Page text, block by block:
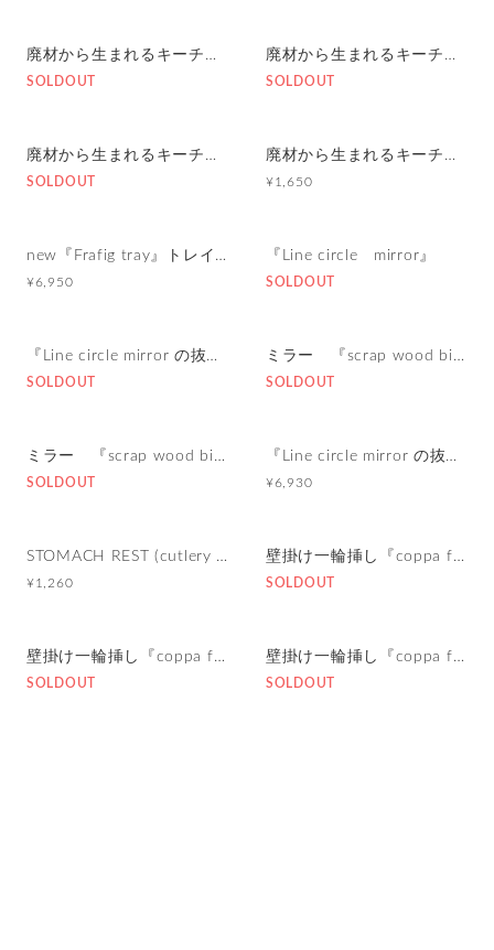
廃材から生まれるキーチェーン/キーホルダー『frafig keychain-bird-』
SOLDOUT
廃材から生まれるキーチェーン/キーホルダー『frafig keychain-bird-』
SOLDOUT
廃材から生まれるキーチェーン/キーホルダー『frafig keychain-bird-』
SOLDOUT
廃材から生まれるキーチェーン/キーホルダー『frafig keychain-bird-』
¥1,650
new『Frafig tray』トレイ 小物入れ
¥6,950
『Line circle mirror』
SOLDOUT
『Line circle mirror の抜け殻ミラー』size215
SOLDOUT
ミラー 『scrap wood bicolor mirror』
SOLDOUT
ミラー 『scrap wood bicolor mirror』
SOLDOUT
『Line circle mirror の抜け殻ミラー』アンティークホワイト size260
¥6,930
STOMACH REST (cutlery rest)
¥1,260
壁掛け一輪挿し『coppa flower vase』
SOLDOUT
壁掛け一輪挿し『coppa flower vase』
SOLDOUT
壁掛け一輪挿し『coppa flower vase』
SOLDOUT